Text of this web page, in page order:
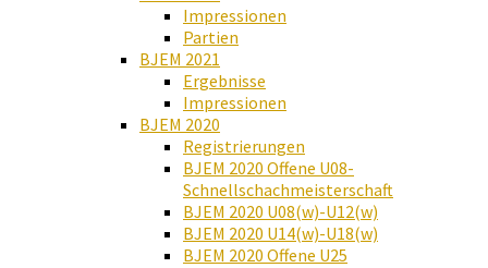
Impressionen
Partien
BJEM 2021
Ergebnisse
Impressionen
BJEM 2020
Registrierungen
BJEM 2020 Offene U08-
Schnellschachmeisterschaft
BJEM 2020 U08(w)-U12(w)
BJEM 2020 U14(w)-U18(w)
BJEM 2020 Offene U25